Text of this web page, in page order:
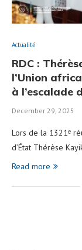
Actualité
RDC :
l’Union
à l’escalade
December 29, 2025
Lors de la 1321ᵉ
d’État Thérèse
Read more